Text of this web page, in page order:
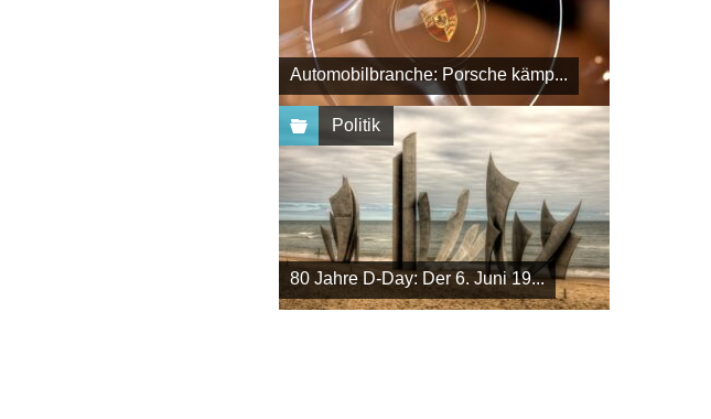
Automobilbranche: Porsche kämp...
Politik
80 Jahre D-Day: Der 6. Juni 19...